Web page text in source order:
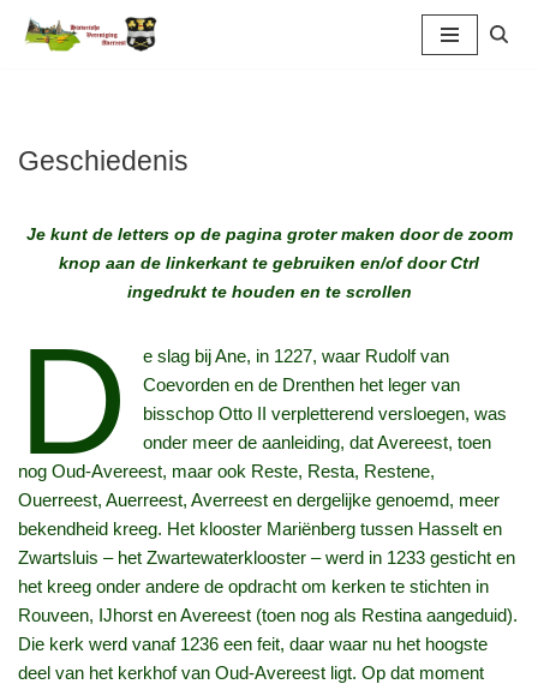
inhoud
Geschiedenis
Je kunt de letters op de pagina groter maken door de zoom
knop aan de linkerkant te gebruiken en/of door Ctrl
ingedrukt te houden en te scrollen
D
e slag bij Ane, in 1227, waar Rudolf van
Coevorden en de Drenthen het leger van
bisschop Otto II verpletterend versloegen, was
onder meer de aanleiding, dat Avereest, toen
nog Oud-Avereest, maar ook Reste, Resta, Restene,
Ouerreest, Auerreest, Averreest en dergelijke genoemd, meer
bekendheid kreeg. Het klooster Mariënberg tussen Hasselt en
Zwartsluis – het Zwartewaterklooster – werd in 1233 gesticht en
het kreeg onder andere de opdracht om kerken te stichten in
Rouveen, IJhorst en Avereest (toen nog als Restina aangeduid).
Die kerk werd vanaf 1236 een feit, daar waar nu het hoogste
deel van het kerkhof van Oud-Avereest ligt. Op dat moment